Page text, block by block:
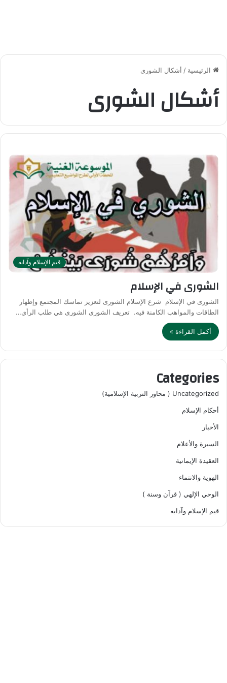
الرئيسية / أشكال الشورى
أشكال الشورى
قيم الإسلام وآدابه
الشورى في الإسلام
الشورى في الإسلام شرع الإسلام الشورى لتعزيز تماسك المجتمع وإظهار
الطاقات والمواهب الكامنة فيه. تعريف الشورى الشورى هي طلب الرأي…
أكمل القراءة »
Categories
Uncategorized ( محاور التربية الإسلامية)
أحكام الإسلام
الأخبار
السيرة والأعلام
العقيدة الإيمانية
الهوية والانتماء
الوحي الإلهي ( قرآن وسنة )
قيم الإسلام وآدابه